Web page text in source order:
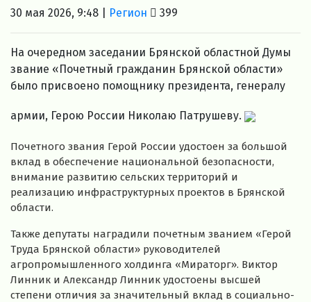
30 мая 2026, 9:48 | Регион 399
На очередном заседании Брянской областной Думы
звание «Почетный гражданин Брянской области»
было присвоено помощнику президента, генералу
армии, Герою России Николаю Патрушеву.
Почетного звания Герой России удостоен за большой
вклад в обеспечение национальной безопасности,
внимание развитию сельских территорий и
реализацию инфраструктурных проектов в Брянской
области.
Также депутаты наградили почетным званием «Герой
Труда Брянской области» руководителей
агропромышленного холдинга «Мираторг». Виктор
Линник и Александр Линник удостоены высшей
степени отличия за значительный вклад в социально-